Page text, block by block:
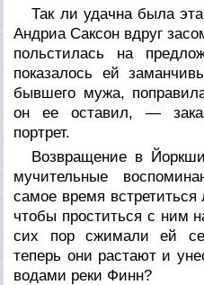
Так ли удачна была
Андриа Саксон вдруг
польстилась на
показалось ей
бывшего мужа,
он ее оставил, —
портрет.
Возвращение в
мучительные
самое время
чтобы проститься с ним
сих пор сжимали ей
теперь они растают и
водами реки Финн?